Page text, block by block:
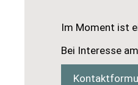
Im Moment ist
Bei Interesse